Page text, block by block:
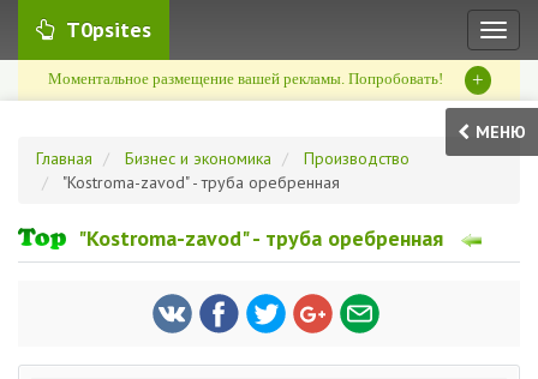
T0psites
Моментальное размещение вашей рекламы. Попробовать! +
МЕНЮ
Главная
Бизнес и экономика
Производство
"Kostroma-zavod" - труба оребренная
"Kostroma-zavod" - труба оребренная